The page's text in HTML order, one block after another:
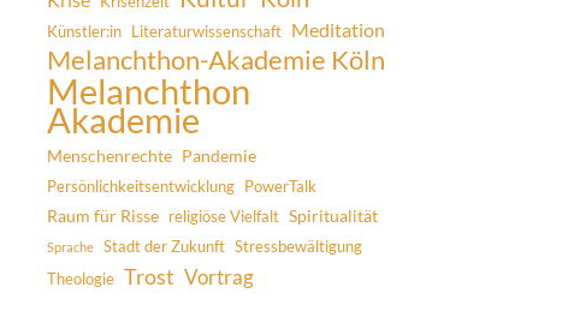
Künstler:in Literaturwissenschaft Meditation
Melanchthon-Akademie Köln
Melanchthon
Akademie
Menschenrechte Pandemie
Persönlichkeitsentwicklung PowerTalk
Raum für Risse religiöse Vielfalt Spiritualität
Sprache Stadt der Zukunft Stressbewältigung
Theologie Trost Vortrag